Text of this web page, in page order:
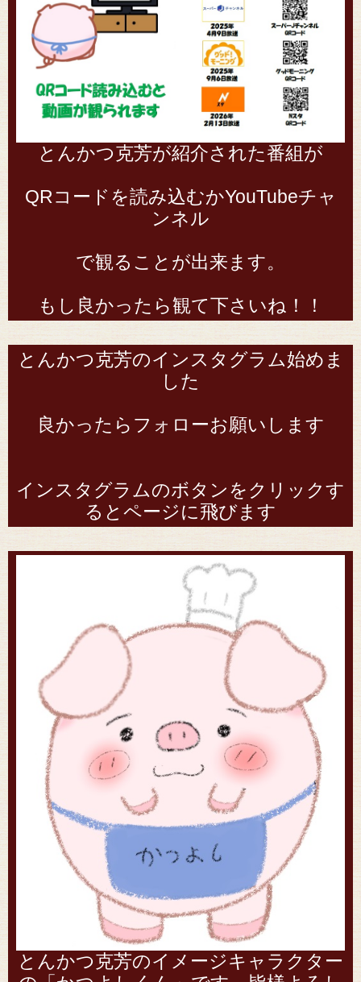
とんかつ克芳が紹介された番組が
QRコードを読み込むかYouTubeチャ
ンネル
で観ることが出来ます。
もし良かったら観て下さいね！！
とんかつ克芳のインスタグラム始めま
した
良かったらフォローお願いします
インスタグラムのボタンをクリックす
るとページに飛びます
とんかつ克芳のイメージキャラクター